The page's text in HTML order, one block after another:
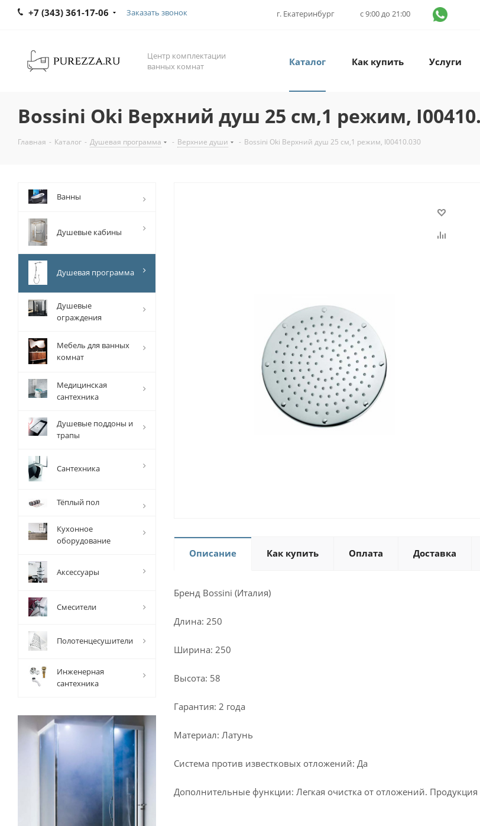
+7 (343) 361-17-06 Заказать звонок г. Екатеринбург с 9:00 до 21:00
Центр комплектации
ванных комнат
Каталог Как купить Услуги
Bossini Oki Верхний душ 25 см,1 режим,
Главная - Каталог - Душевая программа - Верхние души - Bossini Oki Верхний душ 25 см,1 режим, I00410.030
Описание Как купить Оплата Доставка
Бренд Bossini (Италия)
Длина: 250
Ширина: 250
Высота: 58
Гарантия: 2 года
Материал: Латунь
Система против известковых отложений: Да
Дополнительные функции: Легкая очистка от отложений.
Ванны
Душевые кабины
Душевая программа
Душевые
ограждения
Мебель для ванных
комнат
Медицинская
сантехника
Душевые поддоны и
трапы
Сантехника
Тёплый пол
Кухонное
оборудование
Аксессуары
Смесители
Полотенцесушители
Инженерная
сантехника